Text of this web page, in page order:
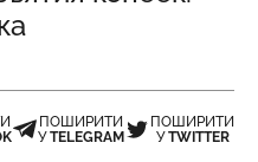
ПОШИРИТИ
УTELEGRAM
ПОШИРИТИ
УTWITTER